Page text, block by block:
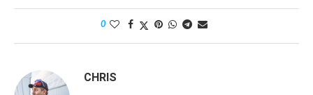
0
CHRIS